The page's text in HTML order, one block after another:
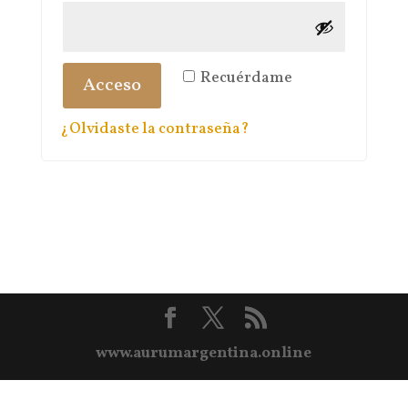
Recuérdame
Acceso
¿Olvidaste la contraseña?
www.aurumargentina.online